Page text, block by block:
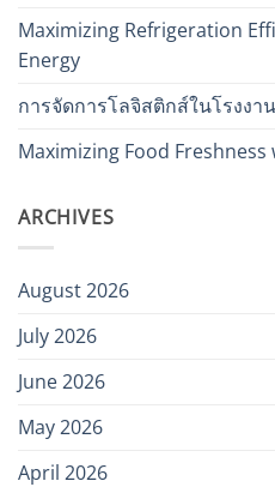
Maximizing Refrigeration
Energy
การจัดการโลจิสติกส์ในโรงง
Maximizing Food
ARCHIVES
August 2026
July 2026
June 2026
May 2026
April 2026